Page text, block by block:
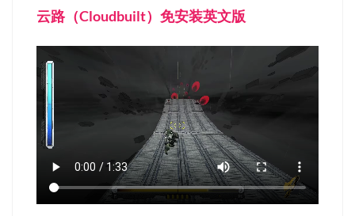
云路（Cloudbuilt）免安装英文版